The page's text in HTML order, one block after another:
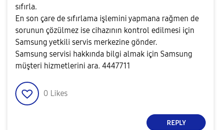
sıfırla.
En son çare de sıfırlama işlemini yapmana rağmen de
sorunun çözülmez ise cihazının kontrol edilmesi için
Samsung yetkili servis merkezine gönder.
Samsung servisi hakkında bilgi almak için Samsung
müşteri hizmetlerini ara. 4447711
0 Likes
REPLY